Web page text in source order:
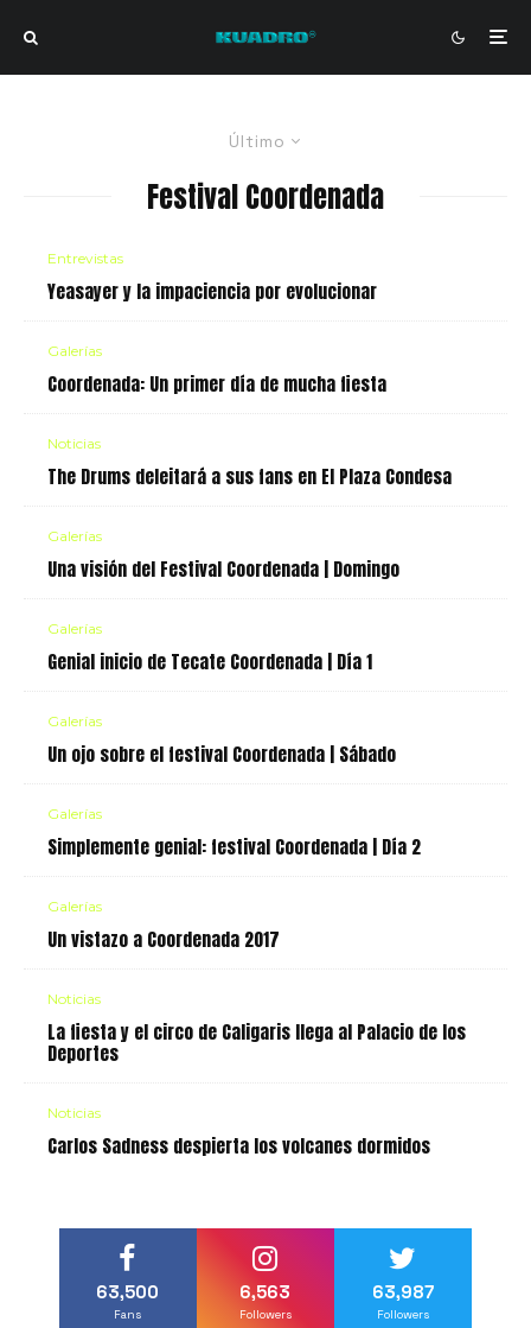
Último
Festival Coordenada
Entrevistas
Yeasayer y la impaciencia por evolucionar
Galerías
Coordenada: Un primer día de mucha fiesta
Noticias
The Drums deleitará a sus fans en El Plaza Condesa
Galerías
Una visión del Festival Coordenada | Domingo
Galerías
Genial inicio de Tecate Coordenada | Día 1
Galerías
Un ojo sobre el festival Coordenada | Sábado
Galerías
Simplemente genial: festival Coordenada | Día 2
Galerías
Un vistazo a Coordenada 2017
Noticias
La fiesta y el circo de Caligaris llega al Palacio de los
Deportes
Noticias
Carlos Sadness despierta los volcanes dormidos
63,500
Fans
6,563
Followers
63,987
Followers